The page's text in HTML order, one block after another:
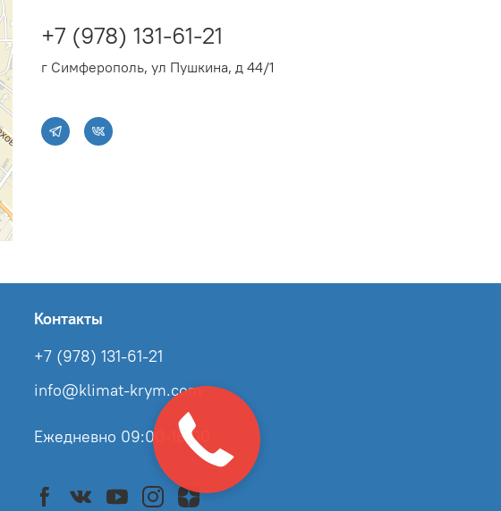
+7 (978) 131-61-21
г Симферополь, ул Пушкина, д 44/1
Контакты
+7 (978) 131-61-21
info@klimat-krym.com
Ежедневно 09:00-18:00